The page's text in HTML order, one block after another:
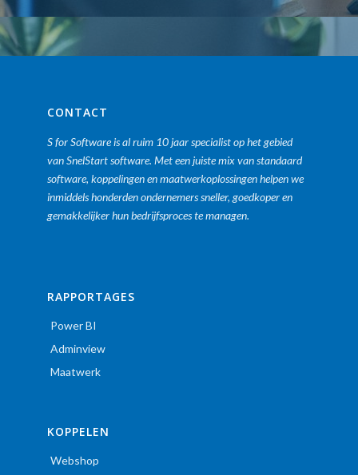
CONTACT
S for Software is al ruim 10 jaar specialist op het gebied
van SnelStart software. Met een juiste mix van standaard
software, koppelingen en maatwerkoplossingen helpen we
inmiddels honderden ondernemers sneller, goedkoper en
gemakkelijker hun bedrijfsproces te managen.
RAPPORTAGES
Power BI
Adminview
Maatwerk
KOPPELEN
Webshop